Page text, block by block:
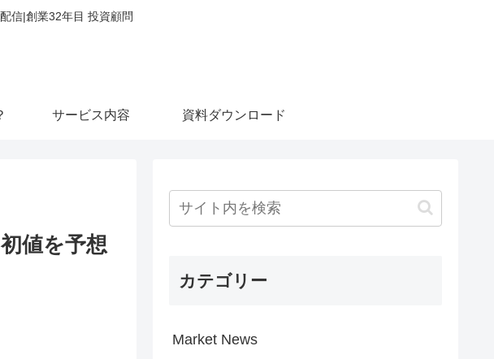
信|創業32年目 投資顧問
サービス内容 資料ダウンロード
値を予想
カテゴリー
Market News